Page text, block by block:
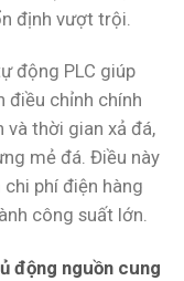
định vượt trội.
động PLC giúp
điều chỉnh chính
thời gian xả đá,
mẻ đá. Điều này
phí điện hàng
công suất lớn.
động nguồn cung